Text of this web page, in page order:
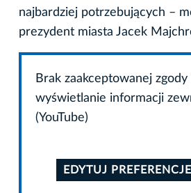
najbardziej potrzebujących –
prezydent miasta Jacek
Brak zaakceptowanej zgody
wyświetlanie informacji
(YouTube)
EDYTUJ